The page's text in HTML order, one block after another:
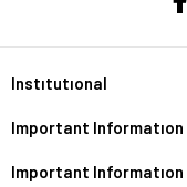
Instıtutıonal
Important Informatıon
Important Informatıon